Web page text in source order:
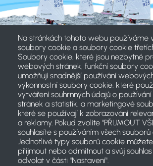
Na stránkách tohoto webu používáme
soubory cookie a soubory cookie
Soubory cookie, které jsou nezbytné
webových stránek, funkční soubory
umožňují snadnější používání
výkonnostní soubory cookie, které
vytváření souhrnných údajů o
stránek a statistik, a marketingové
které se používají k zobrazování
a reklamy. Pokud zvolíte "PŘIJMOUT
souhlasíte s používáním všech souborů
Jednotlivé typy souborů cookie
přijmout nebo odmítnout a svůj
odvolat v části "Nastavení".